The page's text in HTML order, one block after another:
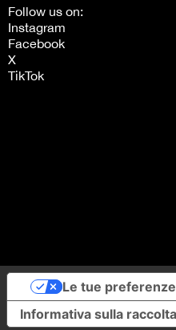
Follow us on:
Instagram
Facebook
X
TikTok
Informativa sulla raccolta
Le tue